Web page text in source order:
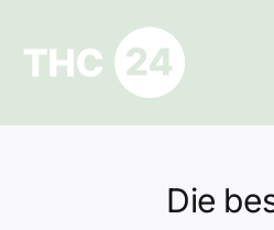
springen
Ratgeber
Die